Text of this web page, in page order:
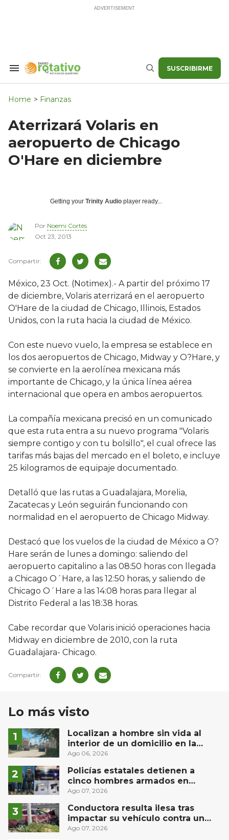
Search
Navigation
Buscar SUSCRIBIRME
Home > Finanzas
Aterrizará Volaris en
aeropuerto de Chicago
O'Hare en diciembre
Getting your Trinity Audio player ready...
Por Noemi Cortés
Oct 23, 2013
México, 23 Oct. (Notimex).- A partir del próximo 17
de diciembre, Volaris aterrizará en el aeropuerto
O'Hare de la ciudad de Chicago, Illinois, Estados
Unidos, con la ruta hacia la ciudad de México.
Con este nuevo vuelo, la empresa se establece en
los dos aeropuertos de Chicago, Midway y O?Hare, y
se convierte en la aerolínea mexicana más
importante de Chicago, y la única línea aérea
internacional que opera en ambos aeropuertos.
La compañía mexicana precisó en un comunicado
que esta ruta entra a su nuevo programa "Volaris
siempre contigo y con tu bolsillo", el cual ofrece las
tarifas más bajas del mercado en el boleto, e incluye
25 kilogramos de equipaje documentado.
Detalló que las rutas a Guadalajara, Morelia,
Zacatecas y León seguirán funcionando con
normalidad en el aeropuerto de Chicago Midway.
Destacó que los vuelos de la ciudad de México a O?
Hare serán de lunes a domingo: saliendo del
aeropuerto capitalino a las 08:50 horas con llegada
a Chicago O´Hare, a las 12:50 horas, y saliendo de
Chicago O´Hare a las 14:08 horas para llegar al
Distrito Federal a las 18:38 horas.
Cabe recordar que Volaris inició operaciones hacia
Midway en diciembre de 2010, con la ruta
Guadalajara- Chicago.
Lo más visto
Localizan a hombre sin vida al
interior de un domicilio en la
comunidad El Rodeo, San Juan del
Ago 06, 2026
Policías estatales detienen a
cinco hombres armados en
Puebla capital
Ago 07, 2026
Conductora resulta ilesa tras
impactar su vehículo contra un
muro en Huimilpan
Ago 07, 2026